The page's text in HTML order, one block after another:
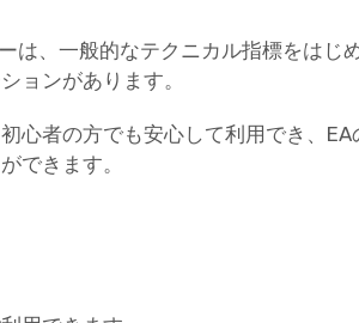
は、一般的なテクニカル指標をはじ
ョンがあります。
心者の方でも安心して利用でき、
できます。